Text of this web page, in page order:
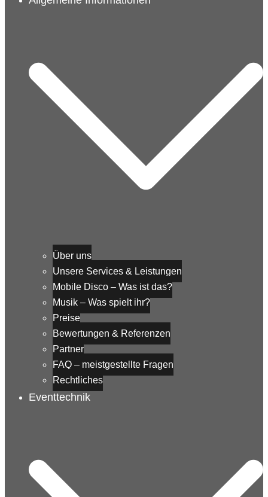
Über uns
Unsere Services & Leistungen
Mobile Disco – Was ist das?
Musik – Was spielt ihr?
Preise
Bewertungen & Referenzen
Partner
FAQ – meistgestellte Fragen
Rechtliches
Eventtechnik